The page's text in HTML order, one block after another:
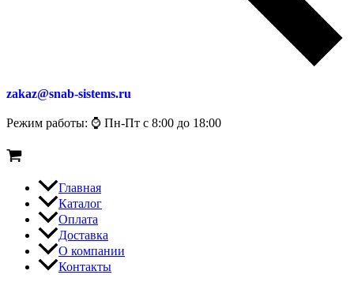
zakaz@snab-sistems.ru
Режим работы: ⌚ Пн-Пт с 8:00 до 18:00
Главная
Каталог
Оплата
Доставка
О компании
Контакты